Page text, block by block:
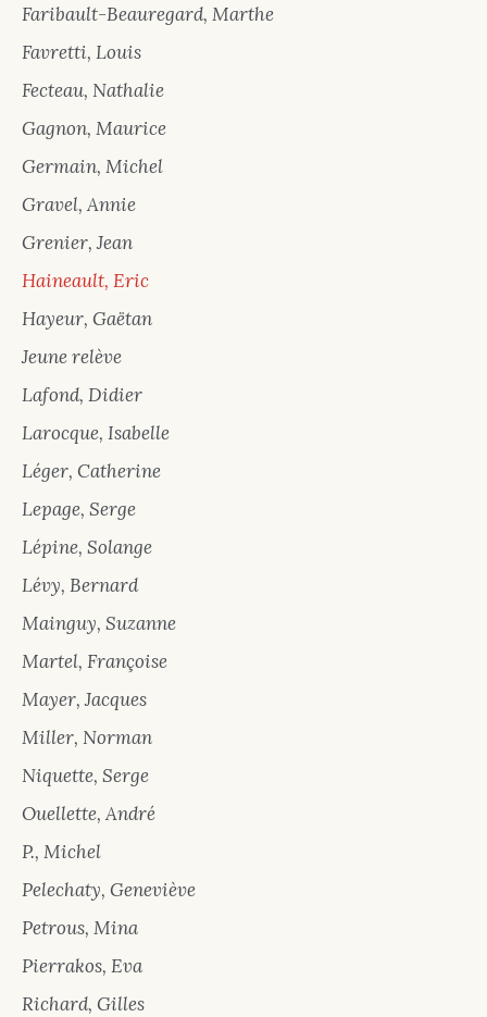
Faribault-Beauregard, Marthe
Favretti, Louis
Fecteau, Nathalie
Gagnon, Maurice
Germain, Michel
Gravel, Annie
Grenier, Jean
Haineault, Eric
Hayeur, Gaëtan
Jeune relève
Lafond, Didier
Larocque, Isabelle
Léger, Catherine
Lepage, Serge
Lépine, Solange
Lévy, Bernard
Mainguy, Suzanne
Martel, Françoise
Mayer, Jacques
Miller, Norman
Niquette, Serge
Ouellette, André
P., Michel
Pelechaty, Geneviève
Petrous, Mina
Pierrakos, Eva
Richard, Gilles